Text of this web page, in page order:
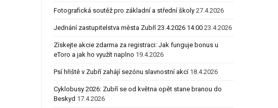
Fotografická soutěž pro základní a střední školy 27.4.2026
Jednání zastupitelstva města Zubří 23.4.2026 14:00 23.4.2026
Získejte akcie zdarma za registraci: Jak funguje bonus u
eToro a jak ho využít naplno 19.4.2026
Psí hřiště v Zubří zahájí sezónu slavnostní akcí 18.4.2026
Cyklobusy 2026: Zubří se od května opět stane branou do
Beskyd 17.4.2026